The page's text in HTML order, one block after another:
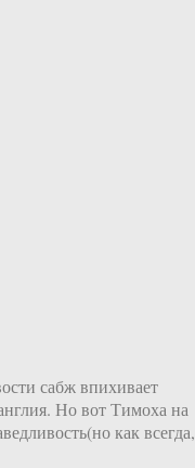
сабж впихивает
Но вот Тимоха на
как всегда,